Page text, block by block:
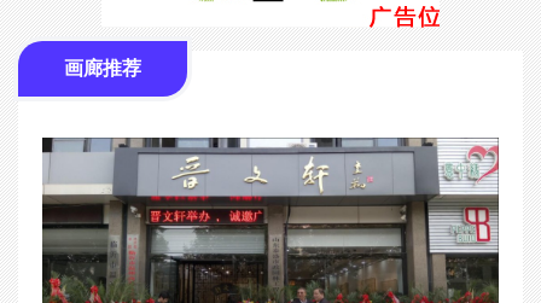
画廊推荐